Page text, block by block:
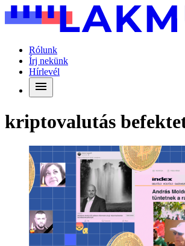
Rólunk
Írj nekünk
Hírlevél
kriptovalutás